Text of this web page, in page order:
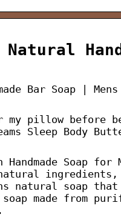
Bar Soap |
pillow before
Sleep Body
Soap for
ingredients,
natural soap that
made from